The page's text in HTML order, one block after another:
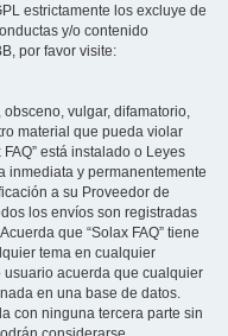
estrictamente los excluye de
y/o contenido
por favor visite:
vulgar, difamatorio,
material que pueda violar
está instalado o Leyes
inmediata y permanentemente
a su Proveedor de
los envíos son registradas
que “Solax FAQ” tiene
tema en cualquier
acuerda que cualquier
en una base de datos.
con ninguna tercera parte sin